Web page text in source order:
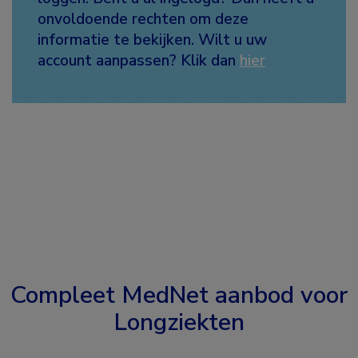
onvoldoende rechten om deze
informatie te bekijken. Wilt u uw
account aanpassen? Klik dan hier
Compleet MedNet aanbod voor
Longziekten